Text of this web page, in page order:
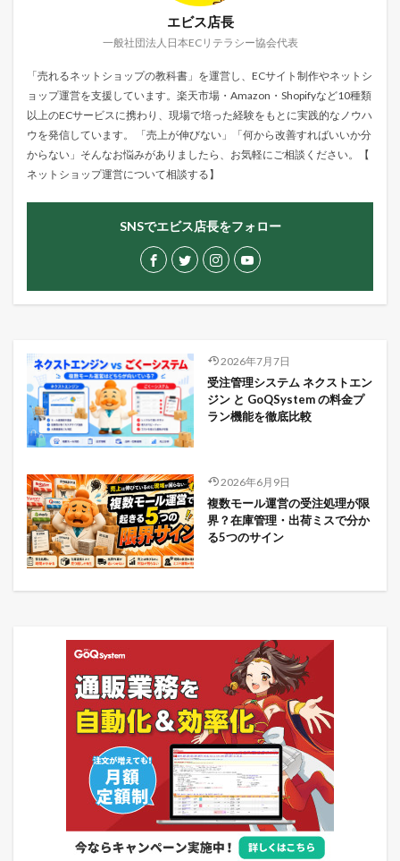
エビス店長
一般社団法人日本ECリテラシー協会代表
「売れるネットショップの教科書」を運営し、ECサイト制作やネットシ
ョップ運営を支援しています。楽天市場・Amazon・Shopifyなど10種類
以上のECサービスに携わり、現場で培った経験をもとに実践的なノウハ
ウを発信しています。 「売上が伸びない」「何から改善すればいいか分
からない」そんなお悩みがありましたら、お気軽にご相談ください。【
ネットショップ運営について相談する】
SNSでエビス店長をフォロー
2026年7月7日
受注管理システム ネクストエン
ジン と GoQSystem の料金プ
ラン機能を徹底比較
2026年6月9日
複数モール運営の受注処理が限
界？在庫管理・出荷ミスで分か
る5つのサイン